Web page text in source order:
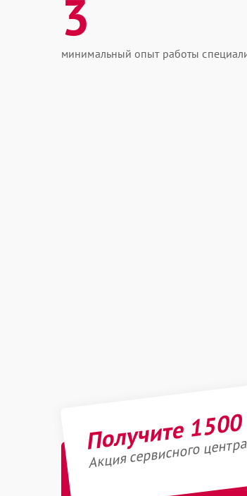
3
минимальный опыт работы
Получите
Акция сервисного